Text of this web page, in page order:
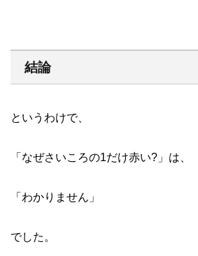
結論
というわけで、
「なぜさいころの1だけ赤い?」は、
「わかりません」
でした。